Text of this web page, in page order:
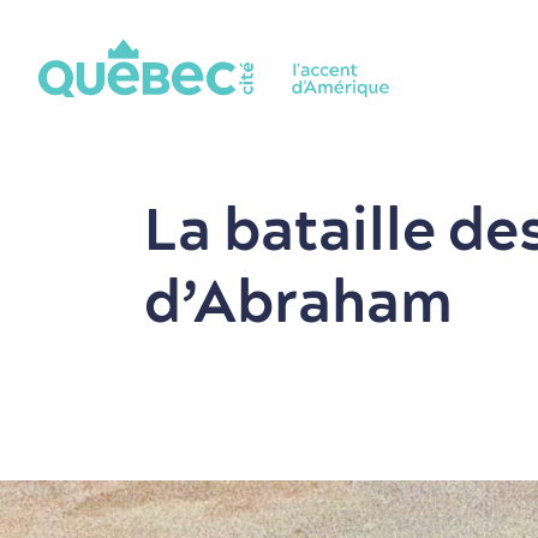
La bataille
d’Abraham